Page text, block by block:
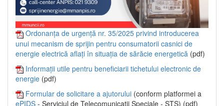
Ordonanța de urgență nr. 35/2025 privind introducerea
unui mecanism de sprijin pentru consumatorii casnici de
energie electrică aflați în situația de sărăcie energetică (pdf)
Informații utile pentru beneficiarii tichetului electronic de
energie (pdf)
Formular de solicitare a ajutorului (conform platformei a
ePIDS - Serviciul de Telecomunicații Speciale - STS) (pdf)